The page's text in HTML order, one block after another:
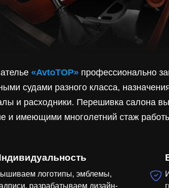
«AvtoTOP»профессионально
судами разного класса,
и расходники. Перешивка салона
и имеющими многолетний стаж
логотипы, эмблемы,
разрабатываем дизайн-